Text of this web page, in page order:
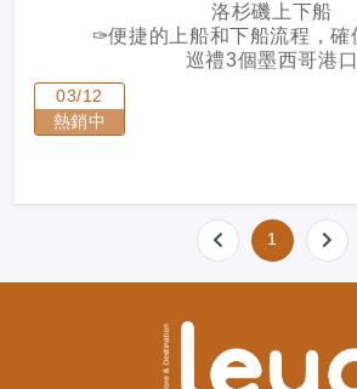
洛杉磯上下船
✑便捷的上船和下船流程，確
巡禮3個墨西哥港口
✑探索墨西哥的3個特色港口，感
✑巴哈半島南端的風景如畫的度假
海水、壯麗的海蝕拱門、豐富的海
✩ 出發日期✩
2027年3月12日至3月
洛杉磯上船
3月13日
03/12
熱銷中
1